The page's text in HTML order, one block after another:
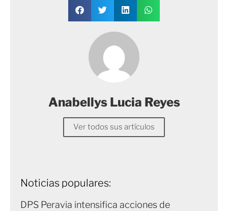
Anabellys Lucia Reyes
Ver todos sus artículos
Noticias populares:
DPS Peravia intensifica acciones de